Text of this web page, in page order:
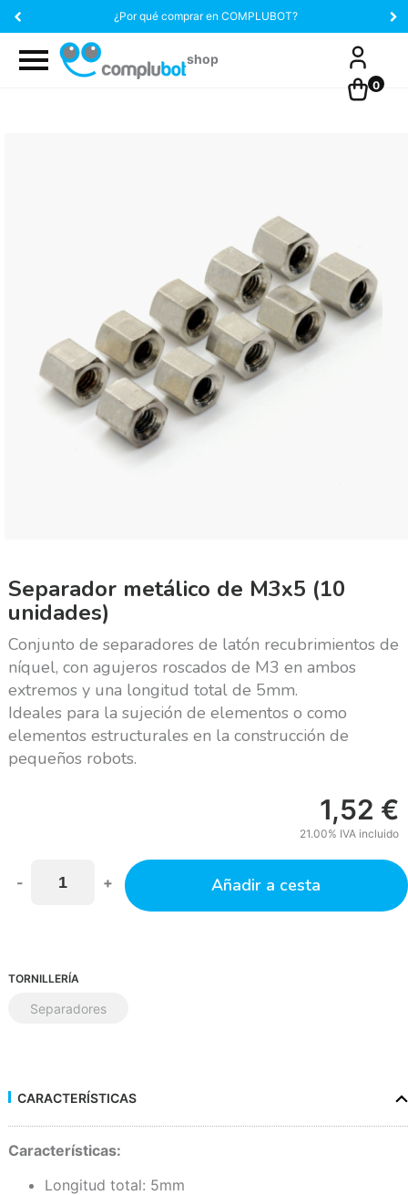
¿Por qué comprar en COMPLUBOT?
0
Separador metálico de M3x5 (10
unidades)
Conjunto de separadores de latón recubrimientos de
níquel, con agujeros roscados de M3 en ambos
extremos y una longitud total de 5mm.
Ideales para la sujeción de elementos o como
elementos estructurales en la construcción de
pequeños robots.
1,52 €
21.00% IVA incluido
- + Añadir a cesta
TORNILLERÍA
Separadores
CARACTERÍSTICAS
Características:
Longitud total: 5mm